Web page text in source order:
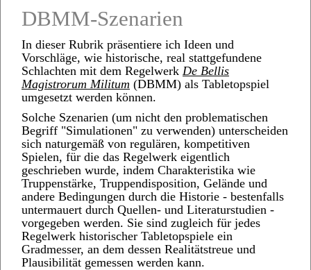
DBMM-Szenarien
In dieser Rubrik präsentiere ich Ideen und
Vorschläge, wie historische, real stattgefundene
Schlachten mit dem Regelwerk De Bellis
Magistrorum Militum (DBMM) als Tabletopspiel
umgesetzt werden können.
Solche Szenarien (um nicht den problematischen
Begriff "Simulationen" zu verwenden) unterscheiden
sich naturgemäß von regulären, kompetitiven
Spielen, für die das Regelwerk eigentlich
geschrieben wurde, indem Charakteristika wie
Truppenstärke, Truppendisposition, Gelände und
andere Bedingungen durch die Historie - bestenfalls
untermauert durch Quellen- und Literaturstudien -
vorgegeben werden. Sie sind zugleich für jedes
Regelwerk historischer Tabletopspiele ein
Gradmesser, an dem dessen Realitätstreue und
Plausibilität gemessen werden kann.